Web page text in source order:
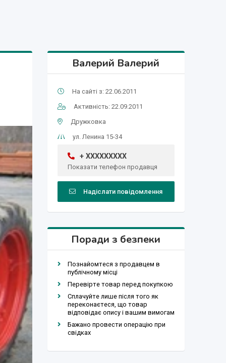
Валерий Валерий
На сайті з: 22.06.2011
Активність: 22.09.2011
Дружковка
ул. Ленина 15-34
+ XXXXXXXXX
Показати телефон продавця
Надіслати повідомлення
Поради з безпеки
Познайомтеся з продавцем в
публічному місці
Перевірте товар перед покупкою
Сплачуйте лише після того як
переконаєтеся, що товар
відповідає опису і вашим вимогам
Бажано провести операцію при
свідках